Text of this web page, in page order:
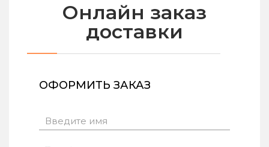
Онлайн заказ
доставки
ОФОРМИТЬ ЗАКАЗ